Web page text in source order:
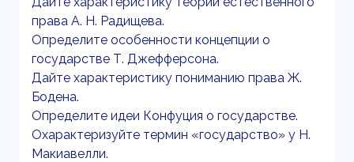
права А. Н. Радищева.
Определите особенности концепции о
государстве Т. Джефферсона.
Дайте характеристику пониманию права Ж.
Бодена.
Определите идеи Конфуция о государстве.
Охарактеризуйте термин «государство» у Н.
Макиавелли.